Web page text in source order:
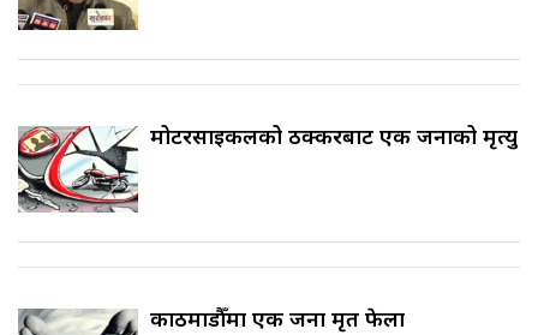
मोटरसाइकलको ठक्करबाट एक जनाको मृत्यु
काठमाडौँमा एक जना मृत फेला